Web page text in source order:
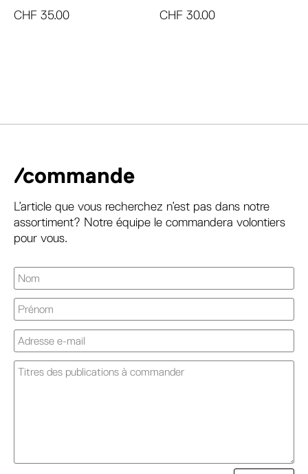
CHF 35.00
CHF 30.00
/commande
L’article que vous recherchez n’est pas dans notre
assortiment? Notre équipe le commandera volontiers
pour vous.